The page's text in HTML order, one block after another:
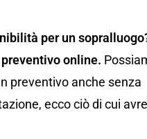
per un
online.
preventivo anche senza
ecco ciò di cui